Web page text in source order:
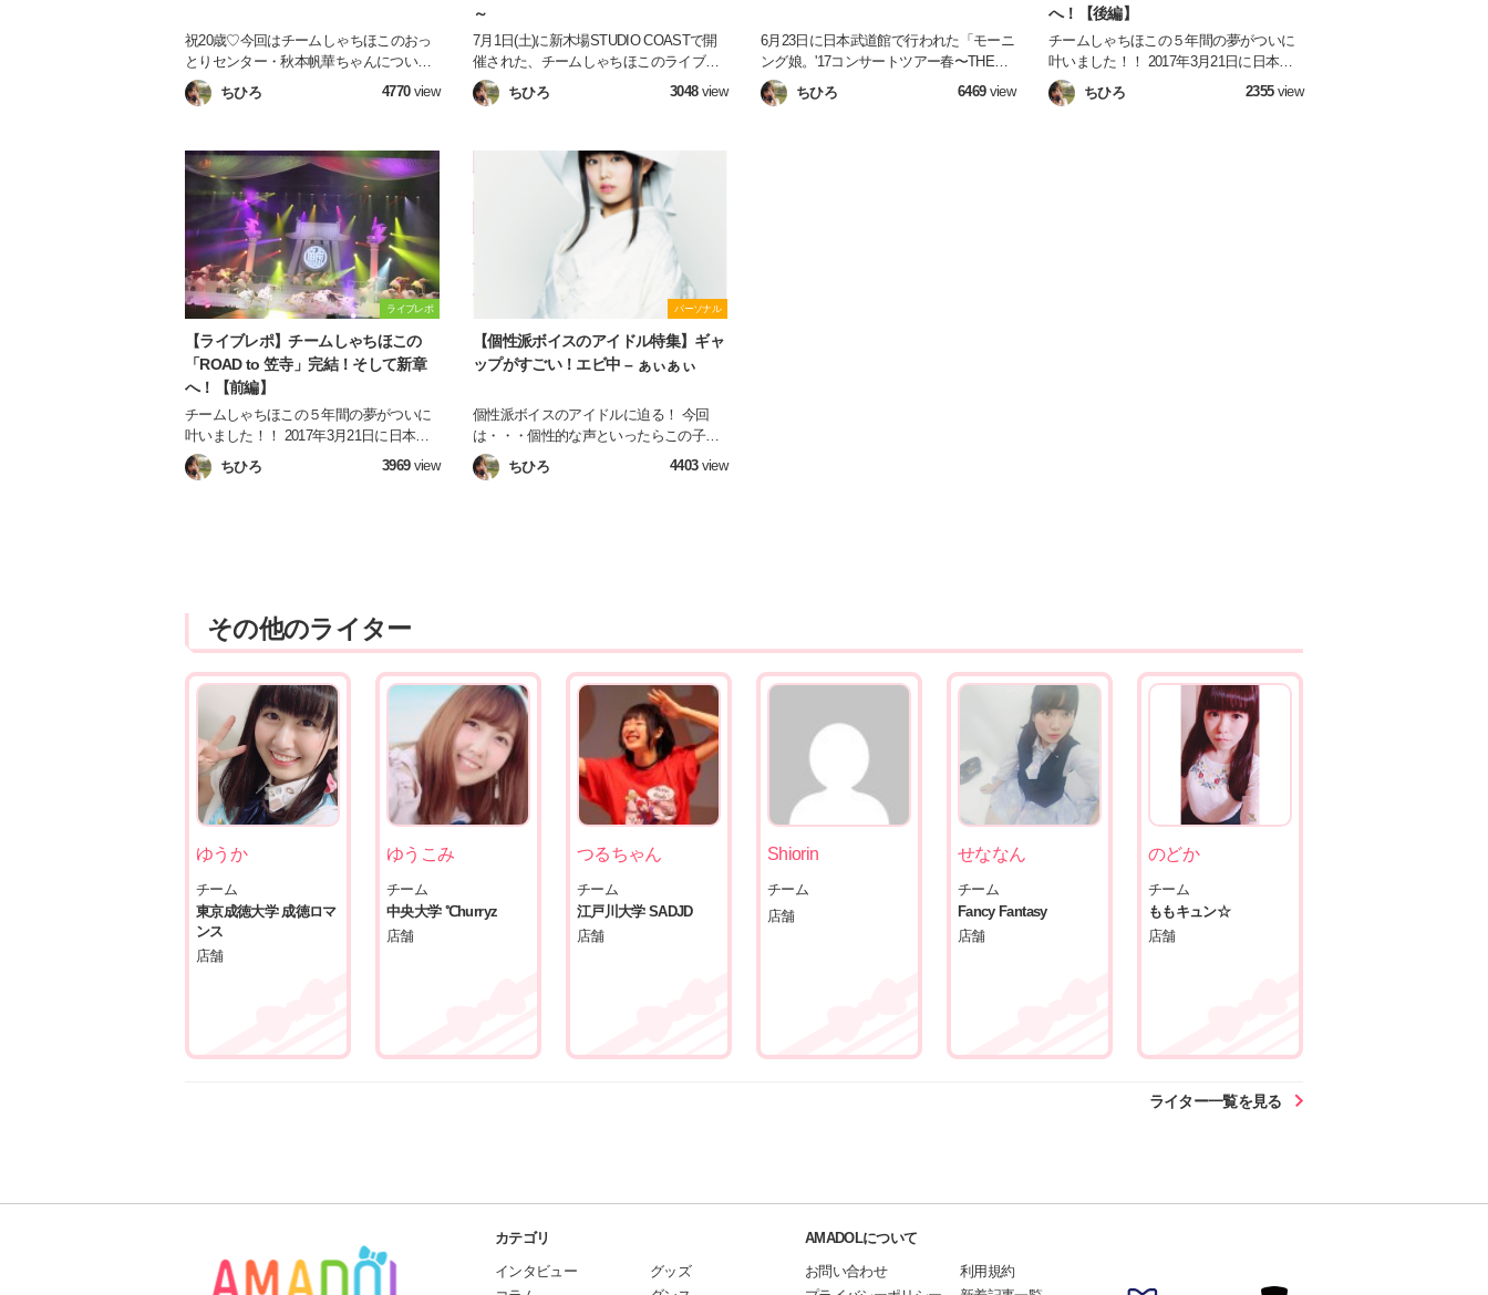
祝20歳♡今回はチームしゃちほこのおっ
とりセンター・秋本帆華ちゃんについ
て、ひとりのほーちゃんファンとしてた
くさんの人に魅力を伝えるべく語っちゃ
ちひろ 4770view
～
7月1日(土)に新木場STUDIO COASTで開
催された、チームしゃちほこのライブに
行ってきました！！！！！ デビューから
5年経ち、新しくナゴヤドームでのライブ
ちひろ 3048view
6月23日に日本武道館で行われた「モーニ
ング娘。'17コンサートツアー春〜THE
INSPIRATION !〜」に行ってきまし
た！！！ 今回は中でも印象的だった演出
ちひろ 6469view
へ！【後編】
チームしゃちほこの５年間の夢がついに
叶いました！！ 2017年3月21日に日本ガ
イシホールで開催されたライブの模様
を、当日参戦したライターがお伝えしま
ちひろ 2355view
ライブレポ
【ライブレポ】チームしゃちほこの
「ROAD to 笠寺」完結！そして新章
へ！【前編】
チームしゃちほこの５年間の夢がついに
叶いました！！ 2017年3月21日に日本ガ
イシホールで開催されたライブの模様
を、当日参戦したライターがお伝えしま
ちひろ 3969view
パーソナル
【個性派ボイスのアイドル特集】ギャ
ップがすごい！エビ中 – ぁぃぁぃ
個性派ボイスのアイドルに迫る！ 今回
は・・・個性的な声といったらこの子！
私立恵比寿中学の「ぁぃぁぃ」こと、廣
田あいかちゃん♪
ちひろ 4403view
その他のライター
ゆうか
チーム
東京成徳大学 成徳ロマ
ンス
店舗
ゆうこみ
チーム
中央大学 ℃hurryz
店舗
つるちゃん
チーム
江戸川大学 SADJD
店舗
Shiorin
チーム
店舗
せななん
チーム
Fancy Fantasy
店舗
のどか
チーム
ももキュン☆
店舗
ライター一覧を見る
カテゴリ
インタビュー
グッズ
AMADOLについて
お問い合わせ
利用規約